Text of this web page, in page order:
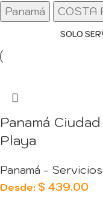
Panamá
COSTA
SOLO
Panamá
Playa
Panamá - Servicios
Desde: $ 439.00